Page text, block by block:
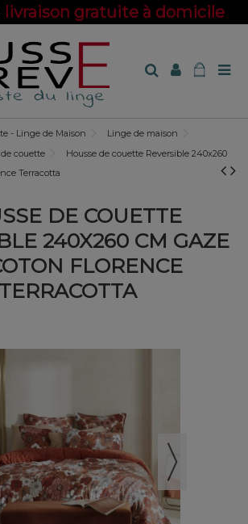
livraison gratuite à domicile
- Linge de Maison
Linge de maison
couette
Housse de couette Reversible 240x260
Terracotta
DE COUETTE
240X260 CM GAZE
FLORENCE
TERRACOTTA